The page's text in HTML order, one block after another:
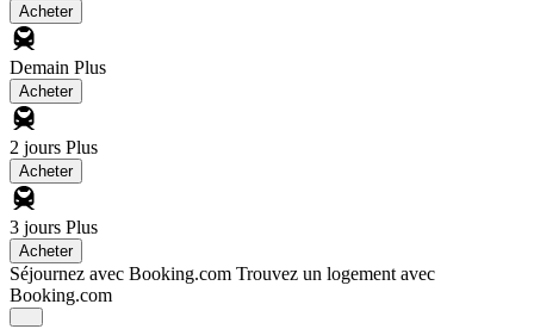
Acheter
Demain Plus
Acheter
2 jours Plus
Acheter
3 jours Plus
Acheter
Séjournez avec Booking.com Trouvez un logement avec
Booking.com